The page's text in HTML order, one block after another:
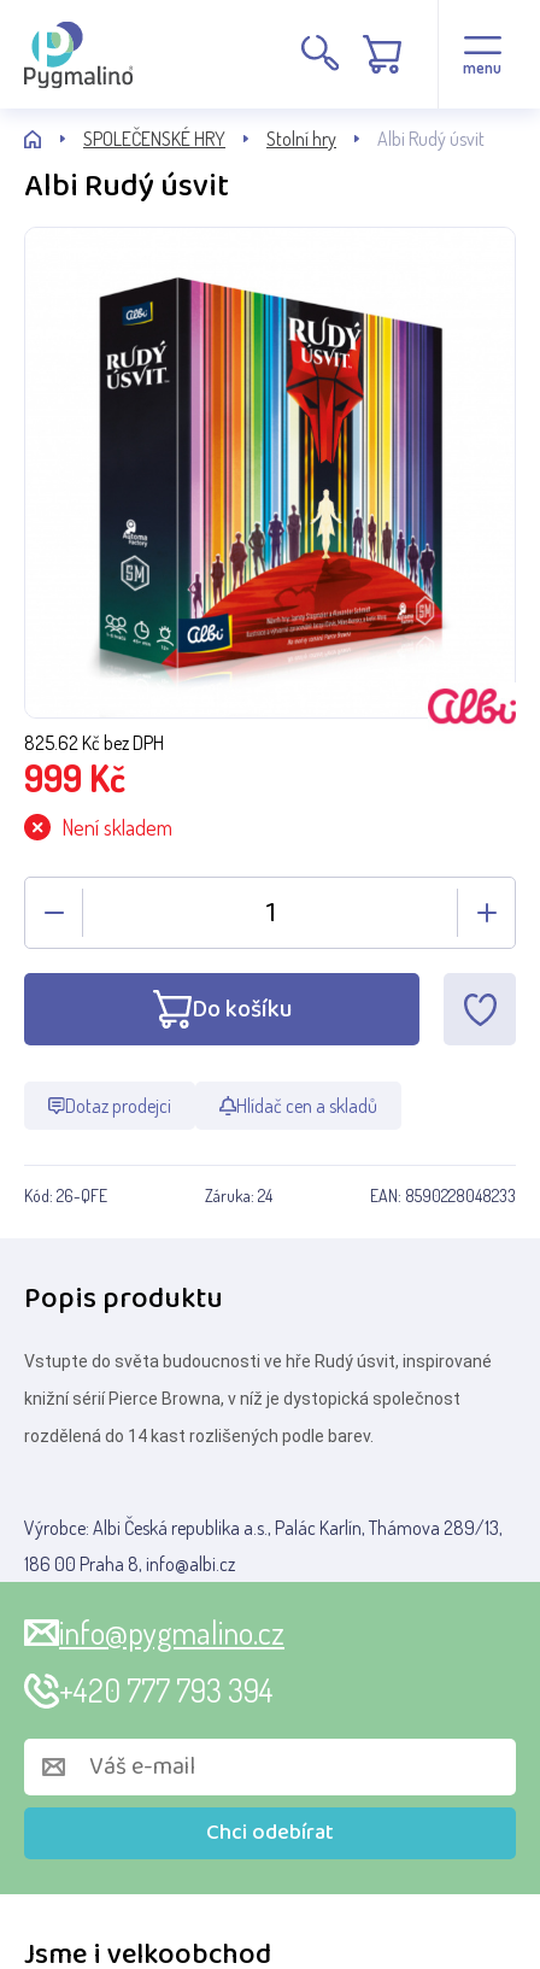
menu
SPOLEČENSKÉ HRY Stolní hry Albi Rudý úsvit
Albi Rudý úsvit
825.62Kč bez DPH
999 Kč
Není skladem
Do košíku
Dotaz prodejci Hlídač cen a skladů
Kód: 26-QFE Záruka: 24 EAN: 8590228048233
Popis produktu
Vstupte do světa budoucnosti ve hře Rudý úsvit, inspirované
knižní sérií Pierce Browna, v níž je dystopická společnost
rozdělená do 14 kast rozlišených podle barev.
Výrobce: Albi Česká republika a.s., Palác Karlín, Thámova 289/13,
186 00 Praha 8, info@albi.cz
Jsme i velkoobchod
Chci odebírat
info@pygmalino.cz
+420 777 793 394